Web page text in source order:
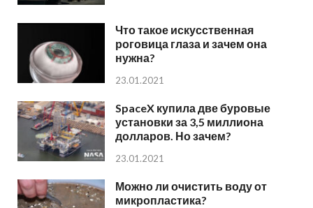
Что такое искусственная
роговица глаза и зачем она
нужна?
23.01.2021
SpaceX купила две буровые
установки за 3,5 миллиона
долларов. Но зачем?
23.01.2021
Можно ли очистить воду от
микропластика?